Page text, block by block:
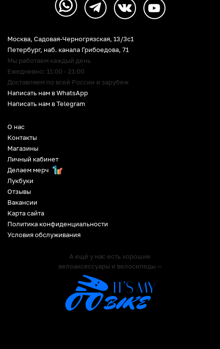
О нас
Контакты
Магазины
Личный кабинет
Делаем мерч
Лукбуки
Отзывы
Вакансии
Карта сайта
Политика конфиденциальности
Условия обслуживания
А ещё у нас есть хорошие
велоаксессуары и велосипеды —
Москва, Садовая-Черногрязская, 13/3c1
Петербург, наб. канала Грибоедова, 71
Мы работаем каждый день
Ежедневно: 11:00 - 21:00
Доставляем по всей России и зарубеж
Написать нам в WhatsApp
Написать нам в Telegram